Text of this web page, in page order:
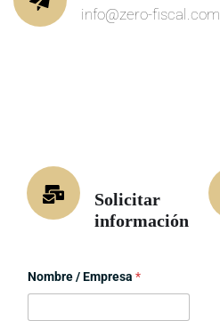
info@zero-fiscal.com
Solicitar
información
Nombre / Empresa *